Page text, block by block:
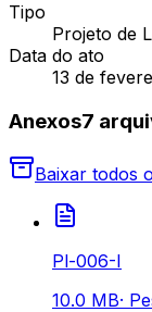
Tipo
Projeto de
Data do ato
13 de
Anexos7
Baixar todos
Pl-006-I
10.0 MB·